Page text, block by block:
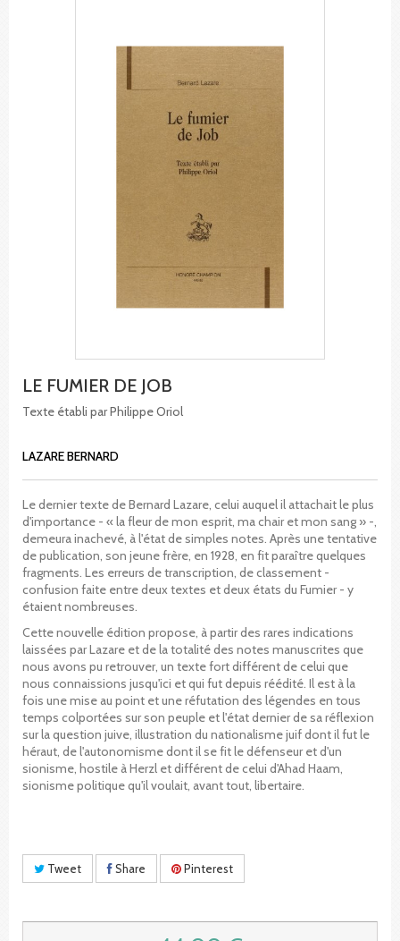
LE FUMIER DE JOB
Texte établi par Philippe Oriol
LAZARE BERNARD
Le dernier texte de Bernard Lazare, celui auquel il attachait le plus
d'importance - « la fleur de mon esprit, ma chair et mon sang » -,
demeura inachevé, à l'état de simples notes. Après une tentative
de publication, son jeune frère, en 1928, en fit paraître quelques
fragments. Les erreurs de transcription, de classement -
confusion faite entre deux textes et deux états du Fumier - y
étaient nombreuses.
Cette nouvelle édition propose, à partir des rares indications
laissées par Lazare et de la totalité des notes manuscrites que
nous avons pu retrouver, un texte fort différent de celui que
nous connaissions jusqu'ici et qui fut depuis réédité. Il est à la
fois une mise au point et une réfutation des légendes en tous
temps colportées sur son peuple et l'état dernier de sa réflexion
sur la question juive, illustration du nationalisme juif dont il fut le
héraut, de l'autonomisme dont il se fit le défenseur et d'un
sionisme, hostile à Herzl et différent de celui d'Ahad Haam,
sionisme politique qu'il voulait, avant tout, libertaire.
Tweet Share Pinterest